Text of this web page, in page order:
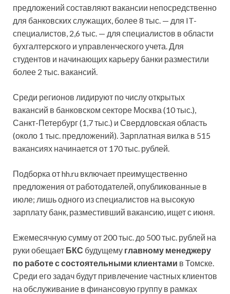
предложений составляют вакансии непосредственно
для банковских служащих, более 8 тыс. — для IT-
специалистов, 2,6 тыс. — для специалистов в области
бухгалтерского и управленческого учета. Для
студентов и начинающих карьеру банки разместили
более 2 тыс. вакансий.
Среди регионов лидируют по числу открытых
вакансий в банковском секторе Москва (10 тыс.),
Санкт-Петербург (1,7 тыс.) и Свердловская область
(около 1 тыс. предложений). Зарплатная вилка в 515
вакансиях начинается от 170 тыс. рублей.
Подборка от hh.ru включает преимущественно
предложения от работодателей, опубликованные в
июле; лишь одного из специалистов на высокую
зарплату банк, разместивший вакансию, ищет с июня.
Ежемесячную сумму от 200 тыс. до 500 тыс. рублей на
руки обещает БКС будущему главному менеджеру
по работе с состоятельными клиентами в Томске.
Среди его задач будут привлечение частных клиентов
на обслуживание в финансовую группу в рамках